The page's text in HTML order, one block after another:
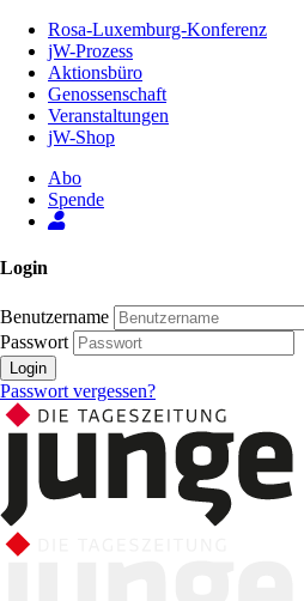
Inhalt
Seite
Rosa-Luxemburg-Konferenz
jW-Prozess
Aktionsbüro
Genossenschaft
Veranstaltungen
jW-Shop
Abo
Spende
Login
Benutzername
Passwort
Login
Passwort vergessen?